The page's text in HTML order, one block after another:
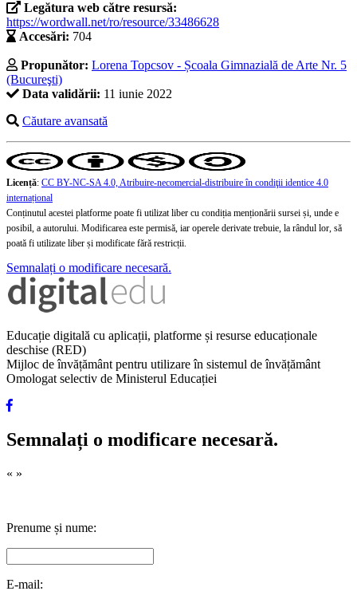
Legătura web către resursă:
https://wordwall.net/ro/resource/33486628
Accesări: 704
Propunător: Lorena Topcsov - Școala Gimnazială de Arte Nr. 5
(Bucureşti)
Data validării: 11 iunie 2022
Căutare avansată
Licență: CC BY-NC-SA 4.0, Atribuire-necomercial-distribuire în condiţii identice 4.0
internațional
Conținutul acestei platforme poate fi utilizat liber cu condiția menționării sursei și, unde e
posibil, a autorului. Modificarea este permisă, iar operele derivate trebuie, la rândul lor, să
poată fi utilizate liber și modificate fără restricții.
Semnalați o modificare necesară.
Educație digitală cu aplicații, platforme și resurse educaționale
deschise (RED)
Mijloc de învățământ pentru utilizare în sistemul de învățământ
Omologat selectiv de Ministerul Educației
Semnalați o modificare necesară.
« »
Prenume și nume:
E-mail: